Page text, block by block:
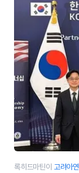
록히드마틴이 고려아연